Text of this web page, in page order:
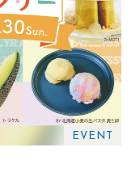
EVENT